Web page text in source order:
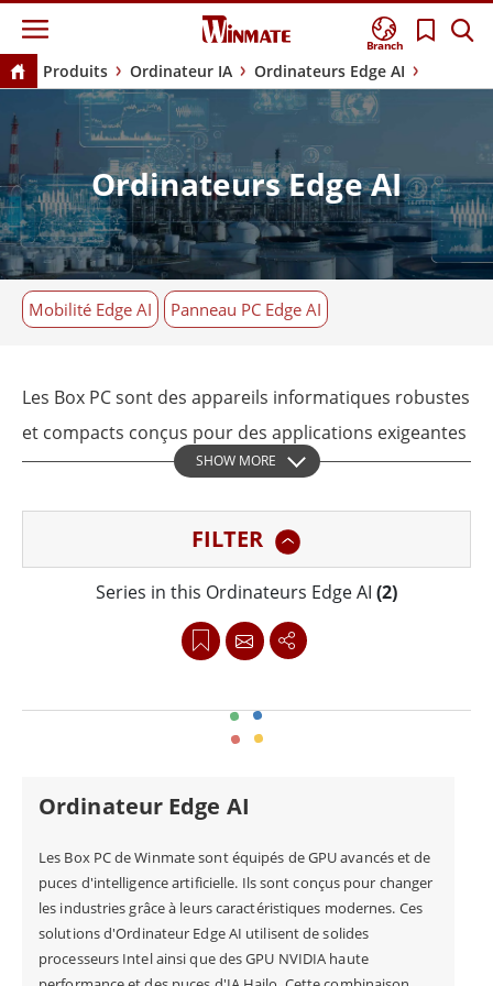
Branch
Produits Ordinateur IA Ordinateurs Edge AI
Ordinateurs Edge AI
Mobilité Edge AI Panneau PC Edge AI
Les Box PC sont des appareils informatiques robustes
et compacts conçus pour des applications exigeantes
où les ordinateurs de bureau traditionnels ne
environnements industriels, où la durabilité, les
performances et l'efficacité de l'espace sont cruciales.
L'ajout de GPU ou de puces d'intelligence artificielle
aux Box PC améliore leurs capacités. Ils sont donc
nécessitant une grande puissance de calcul.
amplifie considérablement leurs performances. Ces
GPU avancés, comme les NVIDIA T1000 et A2000,
aident les Box PC à gérer des tâches informatiques
difficiles. Ils peuvent gérer l'analyse de données en
temps réel, le traitement de l'intelligence artificielle et
SHOW MORE
FILTER
Series in this Ordinateurs Edge AI (2)
Ordinateur Edge AI
Les Box PC de Winmate sont équipés de GPU avancés et de
puces d'intelligence artificielle. Ils sont conçus pour changer
les industries grâce à leurs caractéristiques modernes. Ces
solutions d'Ordinateur Edge AI utilisent de solides
processeurs Intel ainsi que des GPU NVIDIA haute